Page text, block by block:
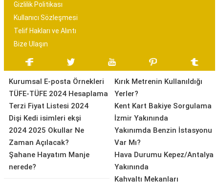
Gizlilik Politikası
Kullanıcı Sözleşmesi
Telif Hakları ve Alıntı
Bize Ulaşın
Kurumsal E-posta Örnekleri
TÜFE-TÜFE 2024 Hesaplama
Terzi Fiyat Listesi 2024
Dişi Kedi isimleri ekşi
2024 2025 Okullar Ne
Zaman Açılacak?
Şahane Hayatım Manje
nerede?
Kırık Metrenin Kullanıldığı
Yerler?
Kent Kart Bakiye Sorgulama
İzmir Yakınında
Yakınımda Benzin İstasyonu
Var Mı?
Hava Durumu Kepez/Antalya
Yakınında
Kahvaltı Mekanları